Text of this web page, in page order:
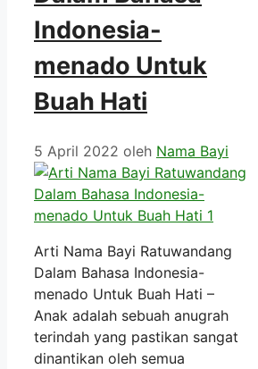
Indonesia-
menado Untuk
Buah Hati
5 April 2022 oleh Nama Bayi
Arti Nama Bayi Ratuwandang
Dalam Bahasa Indonesia-
menado Untuk Buah Hati –
Anak adalah sebuah anugrah
terindah yang pastikan sangat
dinantikan oleh semua